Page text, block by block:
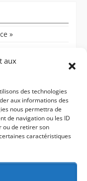
aux
des technologies
aux informations des
nous permettra de
de navigation ou les ID
ou de retirer son
caractéristiques
»
?…
passées…)